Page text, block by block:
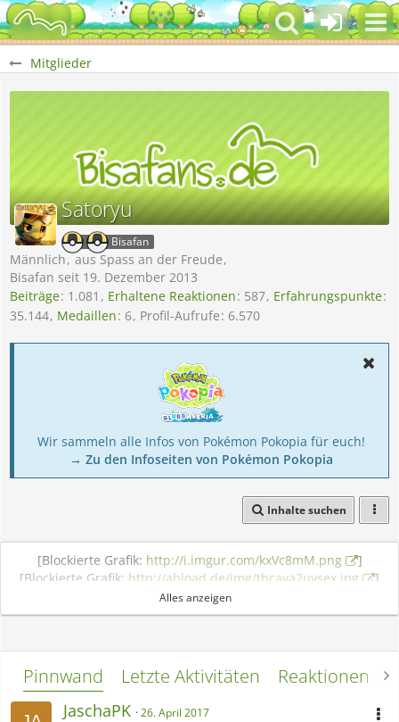
Mitglieder
Satoryu
Bisafan
Männlich aus Spass an der Freude
Bisafan seit 19. Dezember 2013
Beiträge 1.081 Erhaltene Reaktionen 587 Erfahrungspunkte
35.144 Medaillen 6 Profil-Aufrufe 6.570
Wir sammeln alle Infos von Pokémon Pokopia für euch!
→ Zu den Infoseiten von Pokémon Pokopia
Inhalte suchen
[Blockierte Grafik: http://i.imgur.com/kxVc8mM.png
]
[Blockierte Grafik: http://abload.de/img/tbcava2uvsex.jpg ]
Alles anzeigen
Pinnwand Letzte Aktivitäten Reaktionen
JaschaPK 26. April 2017